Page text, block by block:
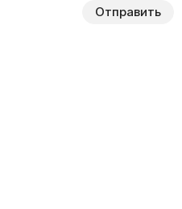
Отправить